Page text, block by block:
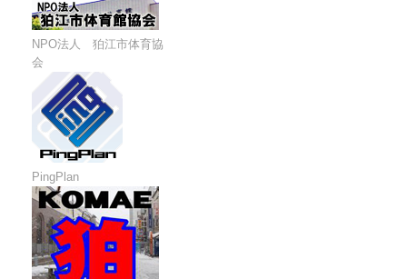
NPO法人 狛江市体育協
会
PingPlan